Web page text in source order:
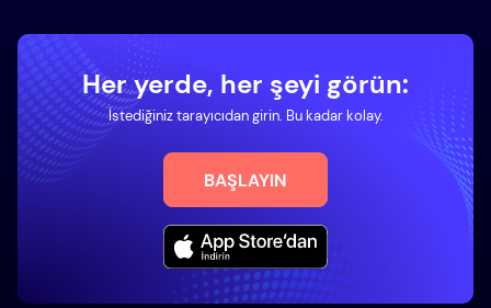
Her yerde, her şeyi görün:
İstediğiniz tarayıcıdan girin. Bu kadar kolay.
BAŞLAYIN